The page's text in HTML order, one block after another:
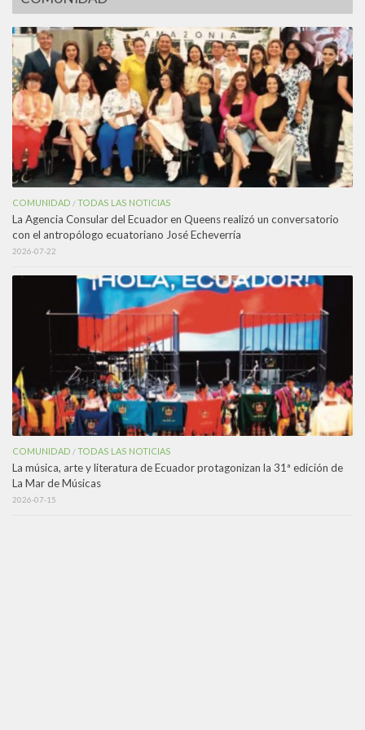
COMUNIDAD /TODAS LAS NOTICIAS
La Agencia Consular del Ecuador en Queens realizó un conversatorio
con el antropólogo ecuatoriano José Echeverría
2026-07-22
COMUNIDAD /TODAS LAS NOTICIAS
La música, arte y literatura de Ecuador protagonizan la 31ª edición de
La Mar de Músicas
2026-07-15